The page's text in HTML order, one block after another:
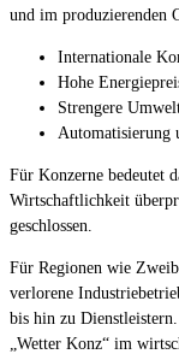
und im produzierenden
Internationale
Hohe
Strengere
Automatisierung
Für Konzerne bedeutet
Wirtschaftlichkeit
geschlossen.
Für Regionen wie
verlorene
bis hin zu
„Wetter Konz“ im